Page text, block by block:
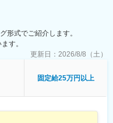
5％＝2万5千円が翌月に支給
企業を中心に日本全国へ製
ランドの高品質試薬を武器
形式でご紹介します。
す。
更新日： 2026/8/8（土）
固定給25万円以上